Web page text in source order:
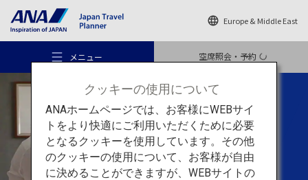
Europe & Middle East
メニュー 空席照会・予約
おすすめの旅
あなたらしい旅のスタイル
Bleisure
クッキーの使用について
ANAホームページでは、お客様にWEBサイ
トをより快適にご利用いただくために必要
となるクッキーを使用しています。その他
のクッキーの使用について、お客様が自由
に決めることができますが、WEBサイトの